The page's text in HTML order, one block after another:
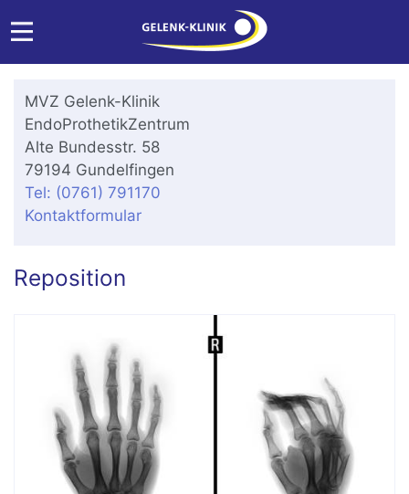
MVZ Gelenk-Klinik
EndoProthetikZentrum
Alte Bundesstr. 58
79194 Gundelfingen
Tel: (0761) 791170
Kontaktformular
Reposition